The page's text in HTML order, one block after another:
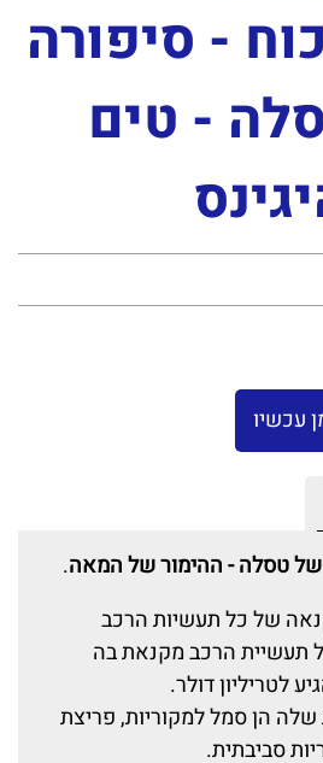
- סיפורה
- טים
עכשיו
טסלה - ההימור של המאה.
של כל תעשיות הרכב
תעשיית הרכב מקנאת בה
לטריליון דולר.
הן סמל למקוריות, פריצת
סביבתית.